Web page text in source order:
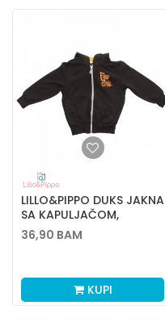
LILLO&PIPPO DUKS JAKNA
SA KAPULJAČOM,
DEČACI
36,90 BAM
KUPI